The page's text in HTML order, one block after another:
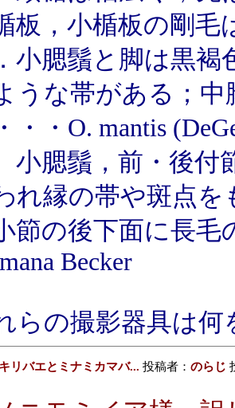
板，小楯板の剛毛
小腮鬚と脚は黒
うな帯がある；
・・O. mantis
腮鬚，前・後付節
れ縁の帯や斑点
節の後下面に長毛
Becker
らの撮影器具は
リバエとミナミカマバ... 投稿者： のらじ